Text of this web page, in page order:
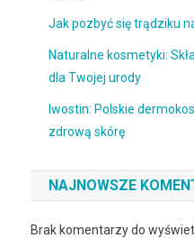
Jak pozbyć się trądziku
Naturalne kosmetyki:
dla Twojej urody
Iwostin: Polskie
zdrową skórę
NAJNOWSZE
Brak komentarzy do